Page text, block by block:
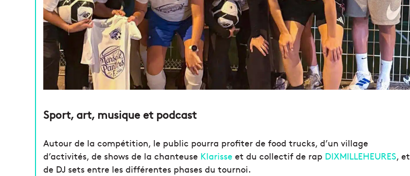
Sport, art, musique et podcast
Autour de la compétition, le public pourra profiter de food trucks, d’un village
d’activités, de shows de la chanteuse Klarisse et du collectif de rap DIXMILLEHEURES, et
de DJ sets entre les différentes phases du tournoi.